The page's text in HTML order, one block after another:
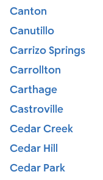
Canton
Canutillo
Carrizo Springs
Carrollton
Carthage
Castroville
Cedar Creek
Cedar Hill
Cedar Park